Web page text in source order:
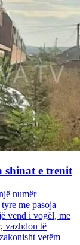
shinat e trenit
numër
me pasoja
vend i vogël, me
vazhdon të
vetëm